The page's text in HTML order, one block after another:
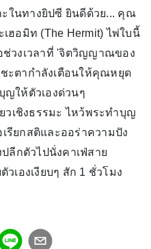
ะในทางยิปซี ยินดีด้วย... คุณ
ฮอมิท (The Hermit) ไพ่ใบนี้
ช่วงเวลาที่ 'จิตวิญญาณของ
ะตากำลังเตือนให้คุณหยุด
ญให้ตัวเองด่วนๆ
วเชิงธรรมะ ไหว้พระทำบุญ
รียกสติและออร่าความปัง
ลีกตัวไปนั่งคาเฟ่สาย
เองเงียบๆ สัก 1 ชั่วโมง